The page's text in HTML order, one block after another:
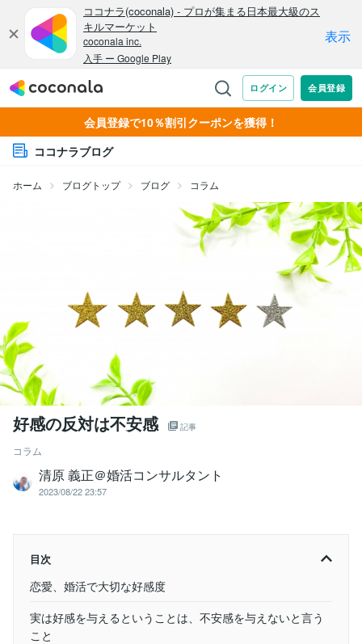
会員登録で10％割引クーポンを獲得！
ココナラブログ
ホーム ブログトップ ブログ コラム
好感の反対は不安感 記事
コラム
清原 義正＠婚活コンサルタント
2023/08/22 23:57
目次
恋愛、婚活で大切な好感度
実は好感を与えるということは、不安感を与えないと言う
こと